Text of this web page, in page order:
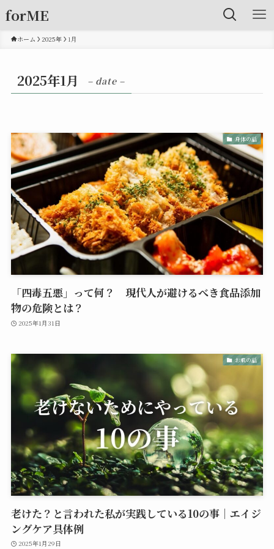
forME
ホーム 2025年 1月
2025年1月 – date –
身体の話
「四毒五悪」って何？ 現代人が避けるべき食品添加
物の危険とは？
2025年1月31日
お肌の話
老けた？と言われた私が実践している10の事｜エイジ
ングケア具体例
2025年1月29日